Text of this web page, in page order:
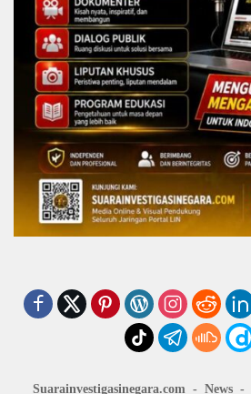
Suarainvestigasinegara.com News